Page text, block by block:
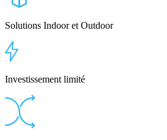
Solutions Indoor et Outdoor
Investissement limité